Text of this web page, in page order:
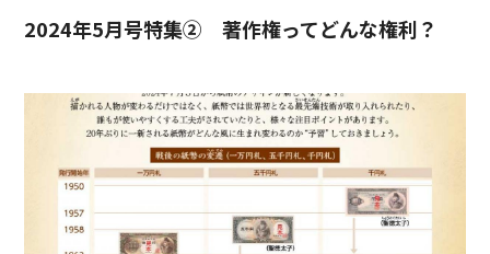
2024年5月号特集② 著作権ってどんな権利？